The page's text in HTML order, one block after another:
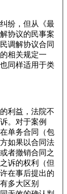
纷，但从《最
协议的民事案
调解协议合同
相关规定一
同样适用于类
利益，法院不
。对于案例
单务合同（包
如果以合同法
者撤销合同之
诉的权利（但
在事后提出的
多大区别